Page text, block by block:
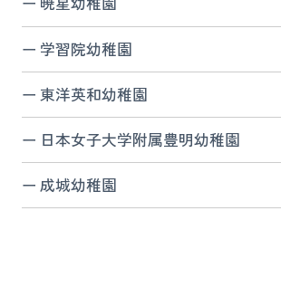
学習院幼稚園
東洋英和幼稚園
日本女子大学附属豊明幼稚園
成城幼稚園